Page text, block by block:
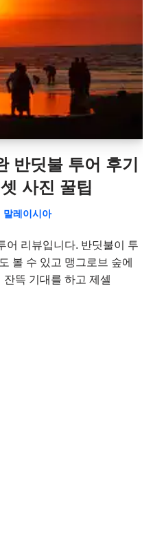
반딧불 투어 후기
사진 꿀팁
말레이시아
어 리뷰입니다. 반딧불이 투
볼 수 있고 맹그로브 숲에
뜩 기대를 하고 제셀